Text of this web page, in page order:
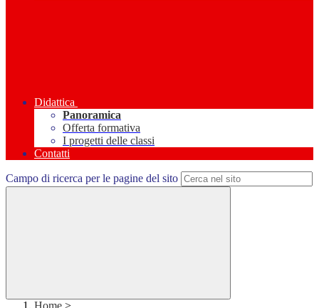
Didattica
Panoramica
Offerta formativa
I progetti delle classi
Contatti
Campo di ricerca per le pagine del sito